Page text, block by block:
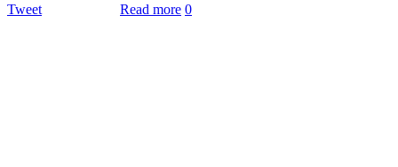
Tweet Read more 0